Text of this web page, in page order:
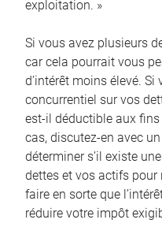
exploitation. »
Si vous avez plusieurs
car cela pourrait vous
d’intérêt moins élevé. Si
concurrentiel sur vos
est-il déductible aux fins
cas, discutez-en avec
déterminer s’il existe
dettes et vos actifs pour
faire en sorte que
réduire votre impôt